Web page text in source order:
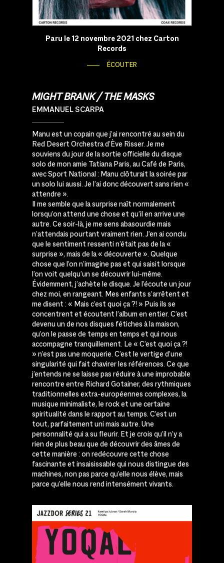
Paru le 12 novembre 2021 chez Carton
Records
ÉCOUTER
MIGHT BRANK/THE MASKS
EMMANUEL SCARPA
Manu est un copain que j’ai rencontré au sein du
Red Desert Orchestra d’Ève Risser. Je me
souviens du jour de la sortie officielle du disque
solo de mon amie Tatiana Paris, au Café de Paris,
avec Sport National : Manu clôturait la soirée par
un solo lui aussi. Je l’ai donc découvert sans rien «
attendre ».
Il me semble que la surprise naît normalement
lorsqu’on attend une chose et qu’il en arrive une
autre. Ce soir-là, je me sens abasourdie mais
n’attendais pourtant vraiment rien. J’en ai conclu
que le sentiment ressenti n’était pas de la «
surprise », mais de la « découverte ». Quelque
chose que l’on n’imagine pas et qui saisit lorsque
l’on voit quelqu’un se découvrir lui-même.
Évidemment, j’achète le disque. Je l’écoute un jour
chez moi, en rangeant. Mes enfants s’arrêtent et
me disent : « Mais c’est quoi ça ?! » Puis ils se
concentrent et écoutent l’album en entier. C’est
devenu un de nos disques fétiches à la maison,
qu’on le passe de temps en temps et qui nous
accompagne tranquillement. Le « C’est quoi ça ?!
» n’est pas une moquerie. C’est le vertige d’une
singularité qui fait chavirer les références. Ce que
j’entends ne se laisse pas réduire à une improbable
rencontre entre Richard Gotainer, des rythmiques
traditionnelles extra-européennes complexes, la
musique minimaliste, le rock et une certaine
spiritualité dans le rapport au temps. C’est un
tout, parfaitement uni mais autre. Une
personnalité qui a su fleurir. Et je crois qu’il n’y a
rien de plus beau que de découvrir des âmes de
cette manière : on redécouvre cette chose
fascinante et insaisissable qui nous distingue des
machines, non pas parce qu’elle nous élève, mais
parce qu’elle nous rend intensément vivants.